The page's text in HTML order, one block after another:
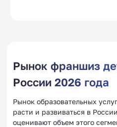
Рынок франшиз
России 2026 года
Рынок образовательных
расти и развиваться в
оценивают объем этого